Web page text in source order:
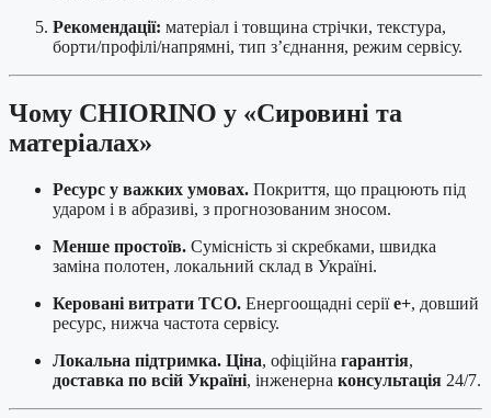
Рекомендації: матеріал і товщина стрічки, текстура,
борти/профілі/напрямні, тип з’єднання, режим сервісу.
Чому CHIORINO у «Сировині та
матеріалах»
Ресурс у важких умовах. Покриття, що працюють під
ударом і в абразиві, з прогнозованим зносом.
Менше простоїв. Сумісність зі скребками, швидка
заміна полотен, локальний склад в Україні.
Керовані витрати TCO. Енергоощадні серіїe+, довший
ресурс, нижча частота сервісу.
Локальна підтримка. Ціна, офіційна гарантія,
доставка по всій Україні, інженерна консультація 24/7.